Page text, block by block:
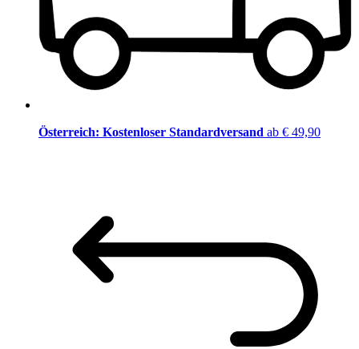
Österreich: Kostenloser Standardversand ab € 49,90